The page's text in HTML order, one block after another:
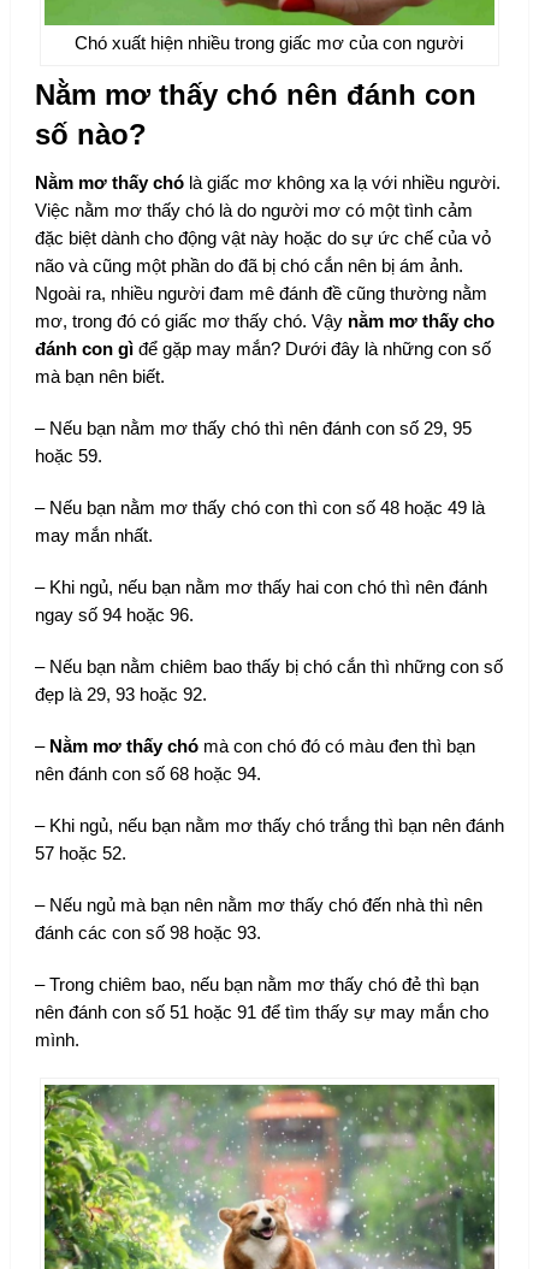
Chó xuất hiện nhiều trong giấc mơ của con người
Nằm mơ thấy chó nên đánh con
số nào?
Nằm mơ thấy chólà giấc mơ không xa lạ với nhiều người.
Việc nằm mơ thấy chó là do người mơ có một tình cảm
đặc biệt dành cho động vật này hoặc do sự ức chế của vỏ
não và cũng một phần do đã bị chó cắn nên bị ám ảnh.
Ngoài ra, nhiều người đam mê đánh đề cũng thường nằm
mơ, trong đó có giấc mơ thấy chó. Vậy nằm mơ thấy cho
đánh con gìđể gặp may mắn? Dưới đây là những con số
mà bạn nên biết.
– Nếu bạn nằm mơ thấy chó thì nên đánh con số 29, 95
hoặc 59.
– Nếu bạn nằm mơ thấy chó con thì con số 48 hoặc 49 là
may mắn nhất.
– Khi ngủ, nếu bạn nằm mơ thấy hai con chó thì nên đánh
ngay số 94 hoặc 96.
– Nếu bạn nằm chiêm bao thấy bị chó cắn thì những con số
đẹp là 29, 93 hoặc 92.
– Nằm mơ thấy chómà con chó đó có màu đen thì bạn
nên đánh con số 68 hoặc 94.
– Khi ngủ, nếu bạn nằm mơ thấy chó trắng thì bạn nên đánh
57 hoặc 52.
– Nếu ngủ mà bạn nên nằm mơ thấy chó đến nhà thì nên
đánh các con số 98 hoặc 93.
– Trong chiêm bao, nếu bạn nằm mơ thấy chó đẻ thì bạn
nên đánh con số 51 hoặc 91 để tìm thấy sự may mắn cho
mình.